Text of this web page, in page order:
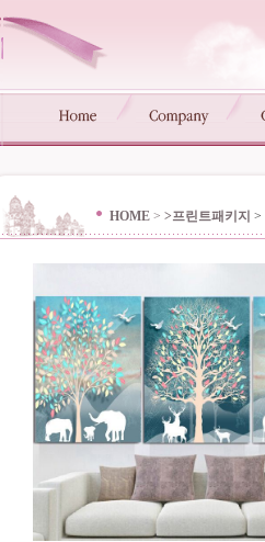
HOME > >프린트패키지 >